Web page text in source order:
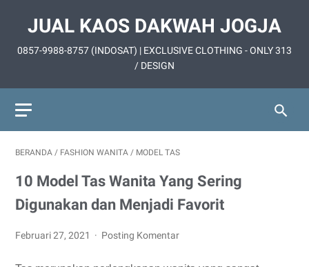
JUAL KAOS DAKWAH JOGJA
0857-9988-8757 (INDOSAT) | EXCLUSIVE CLOTHING - ONLY 313
/ DESIGN
BERANDA / FASHION WANITA / MODEL TAS
10 Model Tas Wanita Yang Sering
Digunakan dan Menjadi Favorit
Februari 27, 2021 Posting Komentar